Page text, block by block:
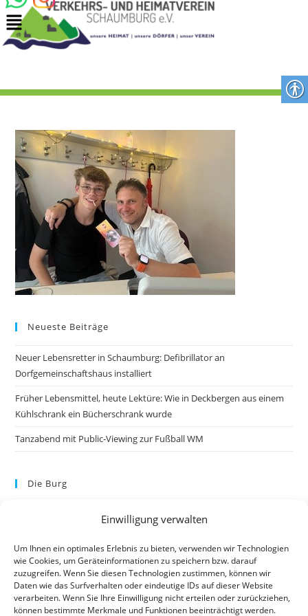
Einwilligung verwalten
Um Ihnen ein optimales Erlebnis zu bieten, verwenden wir Technologien
wie Cookies, um Geräteinformationen zu speichern bzw. darauf
zuzugreifen. Wenn Sie diesen Technologien zustimmen, können wir
Daten wie das Surfverhalten oder eindeutige IDs auf dieser Website
verarbeiten. Wenn Sie Ihre Einwilligung nicht erteilen oder zurückziehen,
können bestimmte Merkmale und Funktionen beeinträchtigt werden.
Neueste Beiträge
Neuer Lebensretter in Schaumburg: Defibrillator an
Dorfgemeinschaftshaus installiert
Früher Lebensmittel, heute Lektüre: Wie in Deckbergen aus einem
Kühlschrank ein Bücherschrank wurde
Tanzabend mit Public-Viewing zur Fußball WM
Die Burg